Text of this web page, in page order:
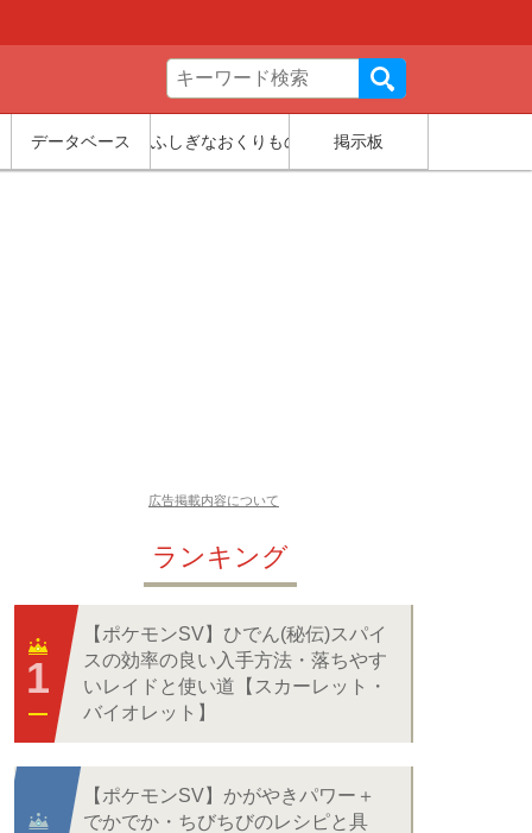
データベース ふしぎなおくりもの 掲示板
広告掲載内容について
ランキング
【ポケモンSV】ひでん(秘伝)スパイ
スの効率の良い入手方法・落ちやす
いレイドと使い道【スカーレット・
バイオレット】
【ポケモンSV】かがやきパワー＋
でかでか・ちびちびのレシピと具